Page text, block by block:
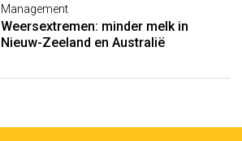
Management
Weersextremen: minder melk in
Nieuw-Zeeland en Australië